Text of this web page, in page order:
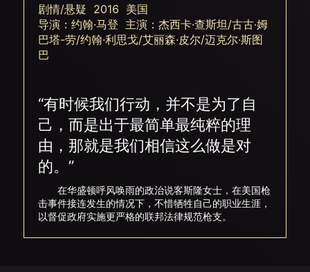
剧情/悬疑 2016 美国
导演：约翰·马登 主演：杰西卡·查斯坦/古古·姆
巴塔-劳/约翰·利思戈/艾丽森·皮尔/迈克尔·斯图
巴
“有时候我们行动，并不是为了自
己，而是出于最简单最纯粹的理
由，那就是我们相信这么做是对
的。”
在华盛顿呼风唤雨的政治说客斯隆女士，在美国枪
击事件接连发生的情况下，不惜牺牲自己的职业生涯，
以督促政府实施更严格的联邦法律规范枪支。